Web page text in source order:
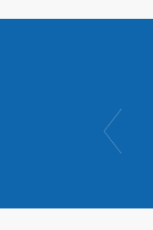
JORNAL
OFICIAL